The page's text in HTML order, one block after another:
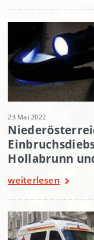
23 Mai 2022
Hollabrunn
weiterlesen